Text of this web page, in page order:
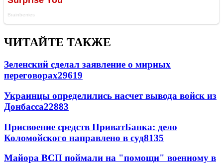
ЧИТАЙТЕ ТАКЖЕ
Зеленский сделал заявление о мирных
переговорах29619
Украинцы определились насчет вывода войск из
Донбасса22883
Присвоение средств ПриватБанка: дело
Коломойского направлено в суд8135
Майора ВСП поймали на "помощи" военному в